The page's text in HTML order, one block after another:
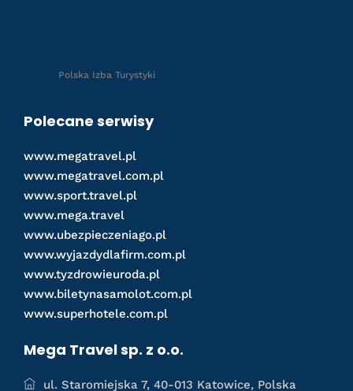
Polska Izba Turystyki
Polecane serwisy
www.megatravel.pl
www.megatravel.com.pl
www.sport.travel.pl
www.mega.travel
www.ubezpieczeniago.pl
www.wyjazdydlafirm.com.pl
www.tyzdrowieuroda.pl
www.biletynasamolot.com.pl
www.superhotele.com.pl
Mega Travel sp. z o.o.
ul. Staromiejska 7, 40-013 Katowice, Polska